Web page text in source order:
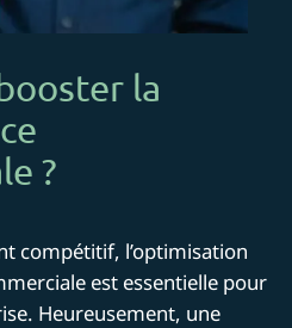
la
?
compétitif, l’optimisation
est essentielle pour
Heureusement, une